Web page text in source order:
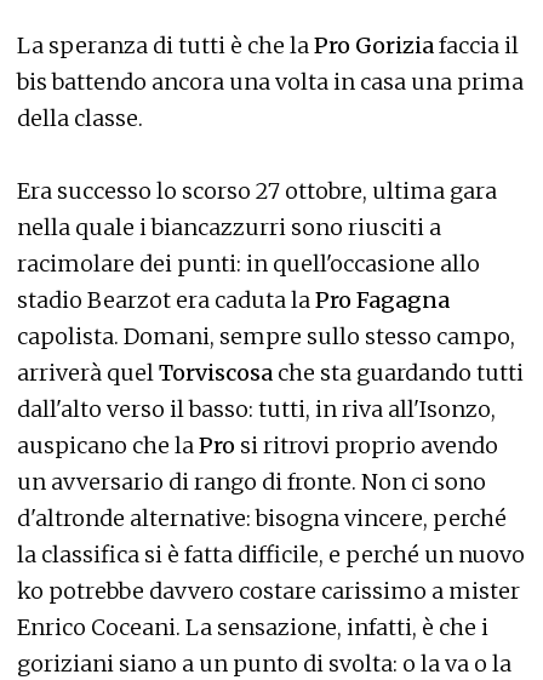
La speranza di tutti è che laPro Goriziafaccia il
bis battendo ancora una volta in casa una prima
della classe.
Era successo lo scorso 27 ottobre, ultima gara
nella quale i biancazzurri sono riusciti a
racimolare dei punti: in quell'occasione allo
stadio Bearzot era caduta laPro Fagagna
capolista. Domani, sempre sullo stesso campo,
arriverà quelTorviscosa che sta guardando tutti
dall'alto verso il basso: tutti, in riva all'Isonzo,
auspicano che laPro si ritrovi proprio avendo
un avversario di rango di fronte. Non ci sono
d'altronde alternative: bisogna vincere, perché
la classifica si è fatta difficile, e perché un nuovo
ko potrebbe davvero costare carissimo a mister
Enrico Coceani. La sensazione, infatti, è che i
goriziani siano a un punto di svolta: o la va o la